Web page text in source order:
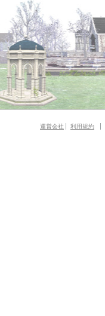
運営会社 利用規約